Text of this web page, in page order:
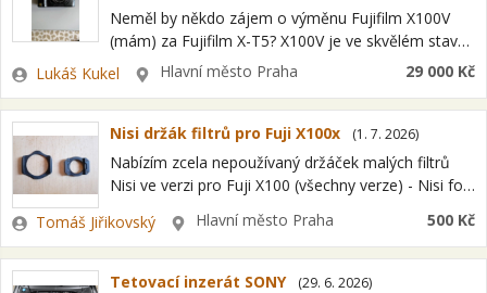
Neměl by někdo zájem o výměnu Fujifilm X100V
(mám) za Fujifilm X-T5? X100V je ve skvělém stavu,
má nalepenou fólii na displeji, nafoceno má 16k
snímků. Příslušenství: -…
Zadavatel
Lukáš Kukel LokalitaHlavní město Praha 29 000 Kč
Nisi držák filtrů pro Fuji X100x (1. 7. 2026)
Nabízím zcela nepoužívaný držáček malých filtrů
Nisi ve verzi pro Fuji X100 (všechny verze) - Nisi for
výměně za…
Zadavatel
Tomáš Jiřikovský LokalitaHlavní město Praha 500 Kč
Tetovací inzerát SONY (29. 6. 2026)